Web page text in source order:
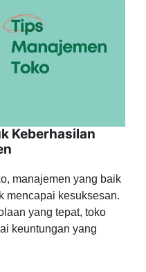
Keberhasilan
manajemen yang baik
mencapai kesuksesan.
yang tepat, toko
keuntungan yang